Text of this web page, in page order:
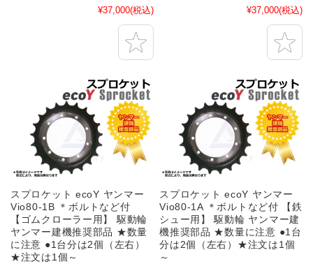
¥37,000(税込) ¥37,000(税込)
スプロケット ecoY ヤンマー
Vio80-1B ＊ボルトなど付
【ゴムクローラー用】 駆動輪
ヤンマー建機推奨部品 ★数量
に注意 ●1台分は2個（左右）
★注文は1個～
スプロケット ecoY ヤンマー
Vio80-1A ＊ボルトなど付 【鉄
シュー用】 駆動輪 ヤンマー建
機推奨部品 ★数量に注意 ●1台
分は2個（左右）★注文は1個
～